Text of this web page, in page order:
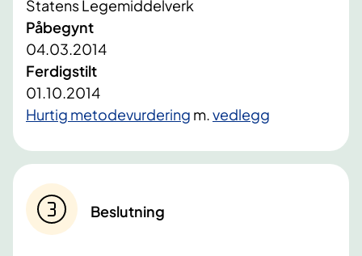
Statens Legemiddelverk
Påbegynt
04.03.2014
Ferdigstilt
01.10.2014
Hurtig metodevurdering m. vedlegg
Beslutning